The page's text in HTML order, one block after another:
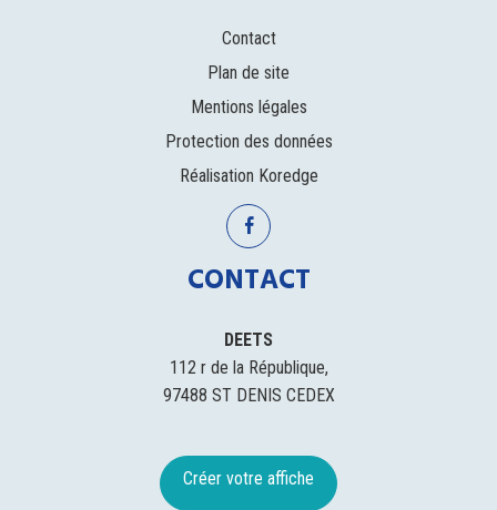
Contact
Plan de site
Mentions légales
Protection des données
Réalisation Koredge
CONTACT
DEETS
112 r de la République,
97488 ST DENIS CEDEX
Créer votre affiche